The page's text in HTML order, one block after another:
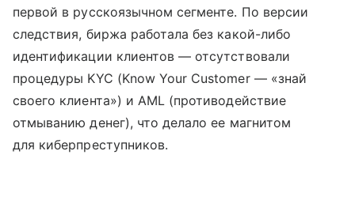
первой в русскоязычном сегменте. По версии
следствия, биржа работала без какой-либо
идентификации клиентов — отсутствовали
процедуры KYC (Know Your Customer — «знай
своего клиента») и AML (противодействие
отмыванию денег), что делало ее магнитом
для киберпреступников.